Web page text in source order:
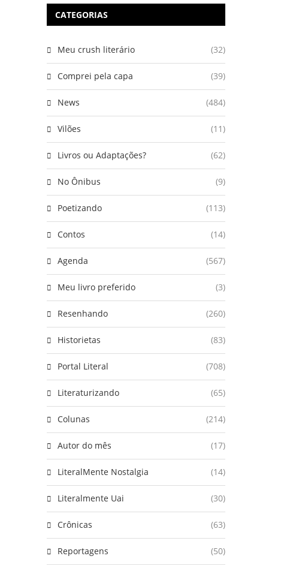
CATEGORIAS
Meu crush literário (32)
Comprei pela capa (39)
News (484)
Vilões (11)
Livros ou Adaptações? (62)
No Ônibus (9)
Poetizando (113)
Contos (14)
Agenda (567)
Meu livro preferido (3)
Resenhando (260)
Historietas (83)
Portal Literal (708)
Literaturizando (65)
Colunas (214)
Autor do mês (17)
LiteralMente Nostalgia (14)
Literalmente Uai (30)
Crônicas (63)
Reportagens (50)